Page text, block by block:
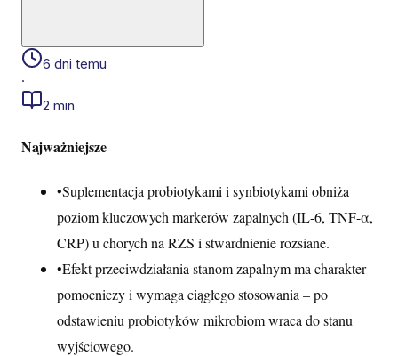
6 dni temu
·
2 min
Najważniejsze
•Suplementacja probiotykami i synbiotykami obniża
poziom kluczowych markerów zapalnych (IL-6, TNF-α,
CRP) u chorych na RZS i stwardnienie rozsiane.
•Efekt przeciwdziałania stanom zapalnym ma charakter
pomocniczy i wymaga ciągłego stosowania – po
odstawieniu probiotyków mikrobiom wraca do stanu
wyjściowego.